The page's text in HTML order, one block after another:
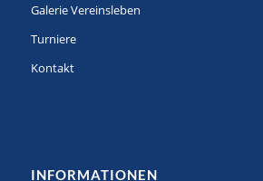
Galerie Vereinsleben
Turniere
Kontakt
INFORMATIONEN